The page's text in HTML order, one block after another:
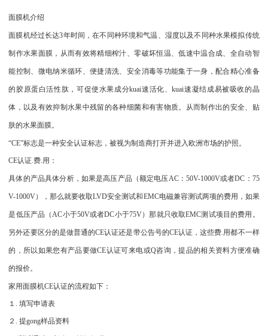
面膜机介绍
面膜机经过长达3年时间，在不同种环境和气温、湿度以及不同种水果模拟传统
制作水果面膜，从而有效将精细榨汁、零破坏恒温、低速中温合成、全自动智
能控制、微电纳米循环、便捷清洗、安全消毒等功能集于一身，配合精心准备
的胶原蛋白活性肽，可促使水果成分kuai速活化、kuai速凝结成易被吸收的晶
体，以及有效抑制水果中残留的各种细菌和有害物质。从而制作出的安全、贴
肤的水果面膜。
“CE”标志是一种安全认证标志，被视为制造商打开并进入欧洲市场的护照。
CE认证.费.用：
具体的产品具体分析，如果是高压产品（额定电压AC：50V-1000V或者DC：75
V-1000V），那么就要收取LVD安全测试和EMC电磁兼容测试两项的费用，如果
是低压产品（AC小于50V或者DC小于75V）那就只收取EMC测试项目的费用。
另外还要区分的是做普通的CE认证还是带公告号的CE认证，这些费.用都不一样
的，所以如果您有产品要做CE认证可来电或Q咨询，提品的相关资料方便准确
的报价。
家用面膜机CE认证的流程如下：
１. 填写申请表
２. 提gong样品资料